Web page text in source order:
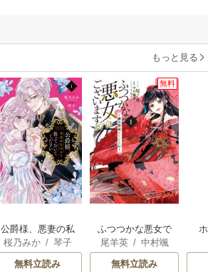
もっと見る
公爵様、悪妻の私
はもう放っておい
てください
桜乃みか/ 琴子
無料立読み
無料
ふつつかな悪女で
はございますが ～
雛宮蝶鼠とりかえ
尾羊英/ 中村颯
希
/ ゆき哉
無料立読み